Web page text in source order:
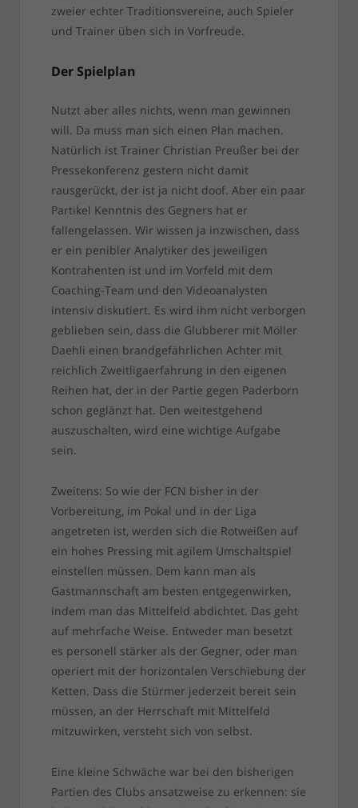
zweier echter Traditionsvereine, auch Spieler
und Trainer üben sich in Vorfreude.
Der Spielplan
Nutzt aber alles nichts, wenn man gewinnen
will. Da muss man sich einen Plan machen.
Natürlich ist Trainer Christian Preußer bei der
Pressekonferenz gestern nicht damit
rausgerückt, der ist ja nicht doof. Aber ein paar
Partikel Kenntnis des Gegners hat er
fallengelassen. Wir wissen ja inzwischen, dass
er ein penibler Analytiker des jeweiligen
Kontrahenten ist und im Vorfeld mit dem
Coaching-Team und den Videoanalysten
intensiv diskutiert. Es wird ihm nicht verborgen
geblieben sein, dass die Glubberer mit Möller
Daehli einen brandgefährlichen Achter mit
reichlich Zweitligaerfahrung in den eigenen
Reihen hat, der in der Partie gegen Paderborn
schon geglänzt hat. Den weitestgehend
auszuschalten, wird eine wichtige Aufgabe
sein.
Zweitens: So wie der FCN bisher in der
Vorbereitung, im Pokal und in der Liga
angetreten ist, werden sich die Rotweißen auf
ein hohes Pressing mit agilem Umschaltspiel
einstellen müssen. Dem kann man als
Gastmannschaft am besten entgegenwirken,
indem man das Mittelfeld abdichtet. Das geht
auf mehrfache Weise. Entweder man besetzt
es personell stärker als der Gegner, oder man
operiert mit der horizontalen Verschiebung der
Ketten. Dass die Stürmer jederzeit bereit sein
müssen, an der Herrschaft mit Mittelfeld
mitzuwirken, versteht sich von selbst.
Eine kleine Schwäche war bei den bisherigen
Partien des Clubs ansatzweise zu erkennen: sie